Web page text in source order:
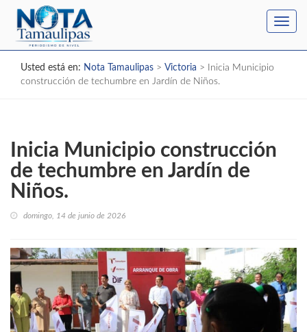
Usted está en: Nota Tamaulipas > Victoria >
Inicia Municipio
construcción de techumbre en Jardín de Niños.
Inicia Municipio construcción
de techumbre en Jardín de
Niños.
domingo, 14 de junio de 2026